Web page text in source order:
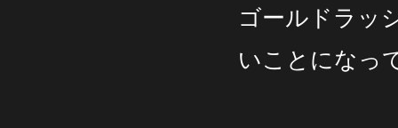
ゴールドラッ
いことになっ